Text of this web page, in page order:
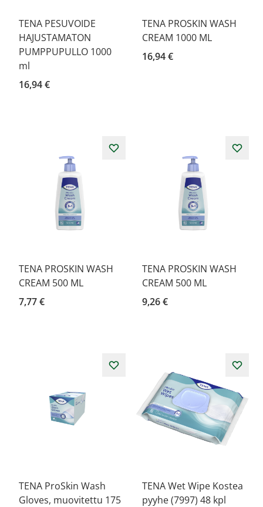
TENA PESUVOIDE
HAJUSTAMATON
PUMPPUPULLO 1000
ml
16,94 €
TENA PROSKIN WASH
CREAM 1000 ML
16,94 €
TENA PROSKIN WASH
CREAM 500 ML
7,77 €
TENA PROSKIN WASH
CREAM 500 ML
9,26 €
TENA ProSkin Wash
Gloves, muovitettu 175
TENA Wet Wipe Kostea
pyyhe (7997) 48 kpl